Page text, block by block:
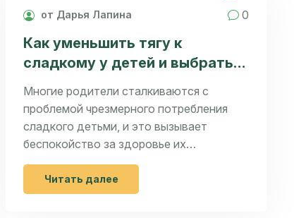
от Дарья Лапина 0
Как уменьшить тягу к
сладкому у детей и выбрать
полезные десерты
Многие родители сталкиваются с
проблемой чрезмерного потребления
сладкого детьми, и это вызывает
беспокойство за здоровье их
подрастающих поколений. В статье
рассматриваются причины такой тяги,
предлагаются альтернативные решения
Читать далее